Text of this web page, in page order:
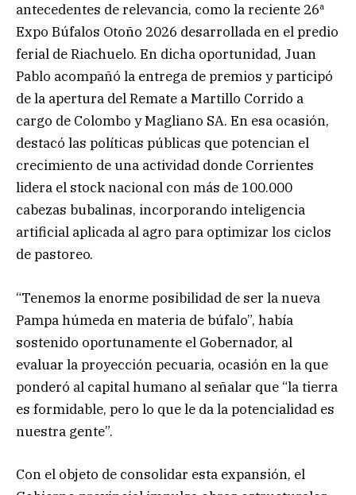
antecedentes de relevancia, como la reciente 26ª
Expo Búfalos Otoño 2026 desarrollada en el predio
ferial de Riachuelo. En dicha oportunidad, Juan
Pablo acompañó la entrega de premios y participó
de la apertura del Remate a Martillo Corrido a
cargo de Colombo y Magliano SA. En esa ocasión,
destacó las políticas públicas que potencian el
crecimiento de una actividad donde Corrientes
lidera el stock nacional con más de 100.000
cabezas bubalinas, incorporando inteligencia
artificial aplicada al agro para optimizar los ciclos
de pastoreo.
“Tenemos la enorme posibilidad de ser la nueva
Pampa húmeda en materia de búfalo”, había
sostenido oportunamente el Gobernador, al
evaluar la proyección pecuaria, ocasión en la que
ponderó al capital humano al señalar que “la tierra
es formidable, pero lo que le da la potencialidad es
nuestra gente”.
Con el objeto de consolidar esta expansión, el